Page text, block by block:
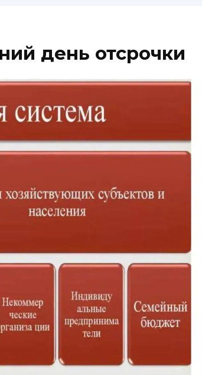
день отсрочки